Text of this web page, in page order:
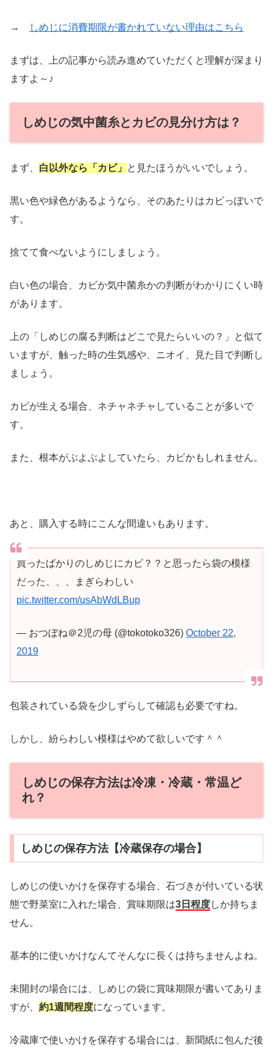
→ しめじに消費期限が書かれていない理由はこちら
まずは、上の記事から読み進めていただくと理解が深まり
ますよ～♪
しめじの気中菌糸とカビの見分け方は？
まず、 白以外なら「カビ」 と見たほうがいいでしょう。
黒い色や緑色があるようなら、そのあたりはカビっぽいで
す。
捨てて食べないようにしましょう。
白い色の場合、カビか気中菌糸かの判断がわかりにくい時
があります。
上の「しめじの腐る判断はどこで見たらいいの？」と似て
いますが、触った時の生気感や、ニオイ、見た目で判断し
ましょう。
カビが生える場合、ネチャネチャしていることが多いで
す。
また、根本がぶよぶよしていたら、カビかもしれません。
あと、購入する時にこんな間違いもあります。
買ったばかりのしめじにカビ？？と思ったら袋の模様
だった、、、まぎらわしい
pic.twitter.com/usAbWdLBup
— おつぼね＠2児の母 (@tokotoko326) October 22,
2019
包装されている袋を少しずらして確認も必要ですね。
しかし、紛らわしい模様はやめて欲しいです＾＾
しめじの保存方法は冷凍・冷蔵・常温ど
れ？
しめじの保存方法【冷蔵保存の場合】
しめじの使いかけを保存する場合、石づきが付いている状
態で野菜室に入れた場合、賞味期限は3日程度しか持ちま
せん。
基本的に使いかけなんてそんなに長くは持ちませんよね。
未開封の場合には、しめじの袋に賞味期限が書いてありま
すが、 約1週間程度になっています。
冷蔵庫で使いかけを保存する場合には、新聞紙に包んだ後